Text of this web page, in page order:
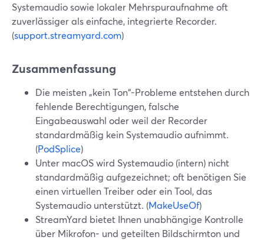
Systemaudio sowie lokaler Mehrspuraufnahme oft
zuverlässiger als einfache, integrierte Recorder.
(support.streamyard.com)
Zusammenfassung
Die meisten „kein Ton“-Probleme entstehen durch
fehlende Berechtigungen, falsche
Eingabeauswahl oder weil der Recorder
standardmäßig kein Systemaudio aufnimmt.
(PodSplice)
Unter macOS wird Systemaudio (intern) nicht
standardmäßig aufgezeichnet; oft benötigen Sie
einen virtuellen Treiber oder ein Tool, das
Systemaudio unterstützt. (MakeUseOf)
StreamYard bietet Ihnen unabhängige Kontrolle
über Mikrofon- und geteilten Bildschirmton und